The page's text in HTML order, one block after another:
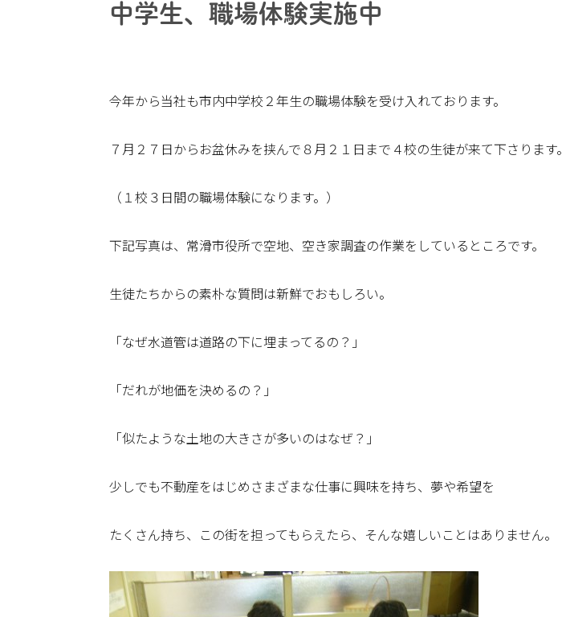
中学生、職場体験実施中
今年から当社も市内中学校２年生の職場体験を受け入れております。
７月２７日からお盆休みを挟んで８月２１日まで４校の生徒が来て下さります。
（１校３日間の職場体験になります。）
下記写真は、常滑市役所で空地、空き家調査の作業をしているところです。
生徒たちからの素朴な質問は新鮮でおもしろい。
「なぜ水道管は道路の下に埋まってるの？」
「だれが地価を決めるの？」
「似たような土地の大きさが多いのはなぜ？」
少しでも不動産をはじめさまざまな仕事に興味を持ち、夢や希望を
たくさん持ち、この街を担ってもらえたら、そんな嬉しいことはありません。